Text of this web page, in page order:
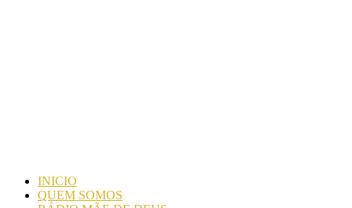
INICIO
QUEM SOMOS